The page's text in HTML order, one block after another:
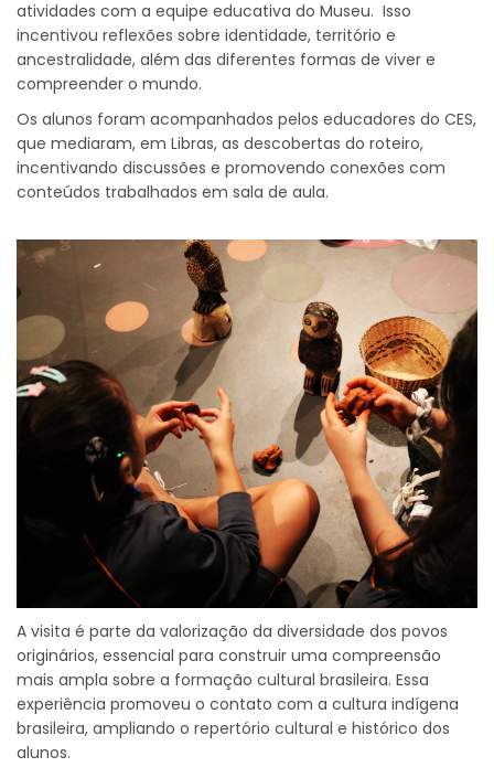
atividades com a equipe educativa do Museu. Isso
incentivou reflexões sobre identidade, território e
ancestralidade, além das diferentes formas de viver e
compreender o mundo.
Os alunos foram acompanhados pelos educadores do CES,
que mediaram, em Libras, as descobertas do roteiro,
incentivando discussões e promovendo conexões com
conteúdos trabalhados em sala de aula.
A visita é parte da valorização da diversidade dos povos
originários, essencial para construir uma compreensão
mais ampla sobre a formação cultural brasileira. Essa
experiência promoveu o contato com a cultura indígena
brasileira, ampliando o repertório cultural e histórico dos
alunos.